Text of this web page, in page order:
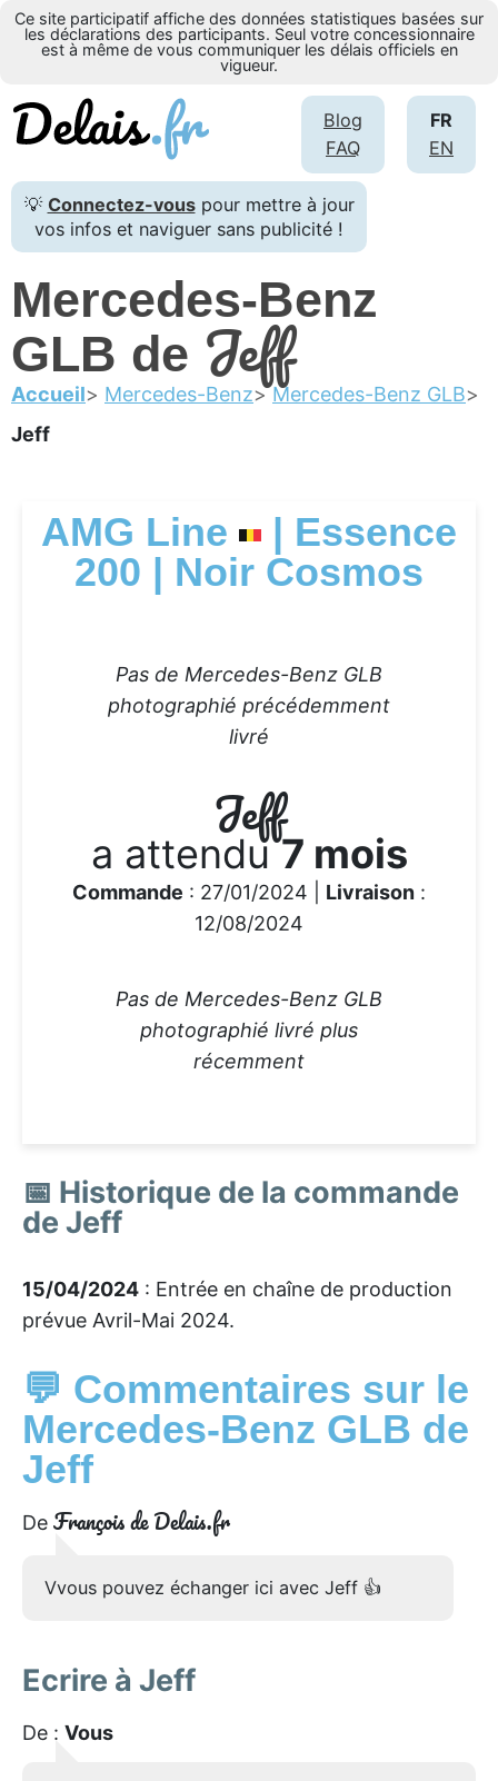
Ce site participatif affiche des données statistiques basées sur
les déclarations des participants. Seul votre concessionnaire
est à même de vous communiquer les délais officiels en
vigueur.
FR
EN
Blog
FAQ
💡 Connectez-vouspour mettre à jour
vos infos et naviguer sans publicité !
Mercedes-Benz
GLB de Jeff
Accueil Mercedes-Benz
Mercedes-Benz GLB
Jeff
AMG Line
| Essence
200 | Noir Cosmos
Pas de Mercedes-Benz GLB
photographié précédemment
livré
Jeff
a attendu7 mois
Commande : 27/01/2024 | Livraison :
12/08/2024
Pas de Mercedes-Benz GLB
photographié livré plus
récemment
📅 Historique de la commande
de Jeff
15/04/2024 : Entrée en chaîne de production
prévue Avril-Mai 2024.
💬 Commentaires sur le
Mercedes-Benz GLB de
Jeff
De François de Delais.fr
Vvous pouvez échanger ici avec Jeff 👍
Ecrire à Jeff
De : Vous